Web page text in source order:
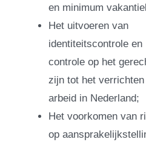
en minimum
Het uitvoeren van
identiteitscontrole en
controle op het
zijn tot het
arbeid in Nederland;
Het voorkomen van
op